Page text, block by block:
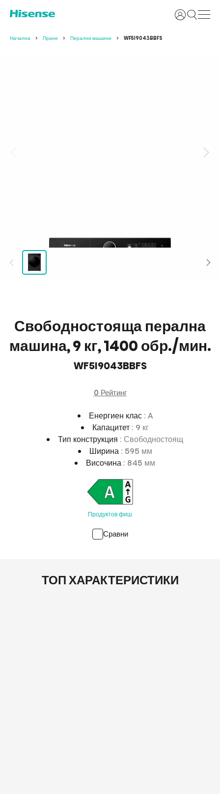
Вход
Начална Пране Перални машини WF5I9043BBFS
Свободностояща перална
машина, 9 кг, 1400 обр./мин.
WF5I9043BBFS
0 Рейтинг
Енергиен клас : A
Капацитет : 9 кг
Тип конструкция : Свободностоящ
Ширина : 595 мм
Височина : 845 мм
Продуктов фиш
Сравни
ТОП ХАРАКТЕРИСТИКИ